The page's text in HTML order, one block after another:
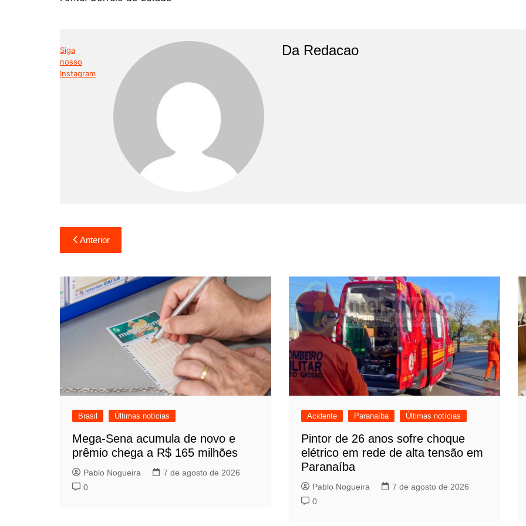
Siga
nosso
Instagram
Da Redacao
Navegação
de
Post
Anterior
Brasil Últimas notícias
Mega-Sena acumula de novo e
prêmio chega a R$ 165 milhões
Pablo Nogueira
7 de agosto de 2026
0
Acidente Paranaíba Últimas notícias
Pintor de 26 anos sofre choque
elétrico em rede de alta tensão em
Paranaíba
Pablo Nogueira
7 de agosto de 2026
0